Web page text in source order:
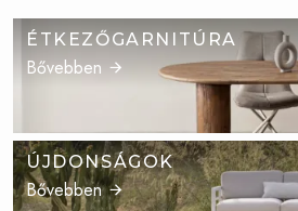
ÉTKEZŐGARNITÚRA
Bővebben
ÚJDONSÁGOK
Bővebben